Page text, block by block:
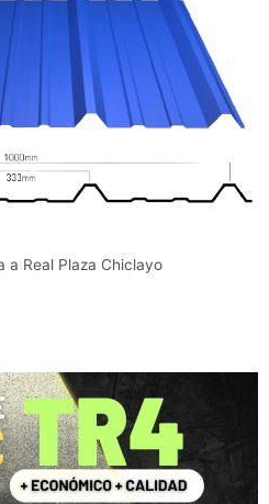
a Real Plaza Chiclayo